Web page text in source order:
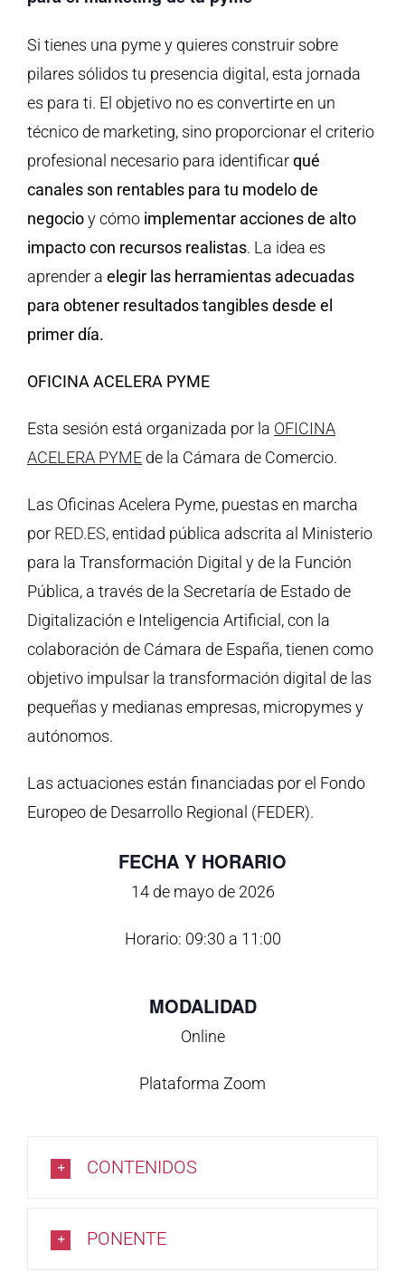
Si tienes una pyme y quieres construir sobre
pilares sólidos tu presencia digital, esta jornada
es para ti. El objetivo no es convertirte en un
técnico de marketing, sino proporcionar el criterio
profesional necesario para identificarqué
canales son rentables para tu modelo de
negocioy cómo implementar acciones de alto
impacto con recursos realistas. La idea es
aprender a elegir las herramientas adecuadas
para obtener resultados tangibles desde el
primer día.
OFICINA ACELERA PYME
Esta sesión está organizada por la OFICINA
ACELERA PYME de la Cámara de Comercio.
Las Oficinas Acelera Pyme, puestas en marcha
por RED.ES, entidad pública adscrita al Ministerio
para la Transformación Digital y de la Función
Pública, a través de la Secretaría de Estado de
Digitalización e Inteligencia Artificial, con la
colaboración de Cámara de España, tienen como
objetivo impulsar la transformación digital de las
pequeñas y medianas empresas, micropymes y
autónomos.
Las actuaciones están financiadas por el Fondo
Europeo de Desarrollo Regional (FEDER).
FECHA Y HORARIO
14 de mayo de 2026
Horario: 09:30 a 11:00
MODALIDAD
Online
Plataforma Zoom
CONTENIDOS
PONENTE